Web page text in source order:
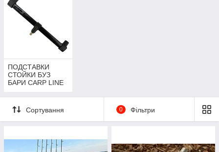
ПОДСТАВКИ
СТОЙКИ БУЗ
БАРИ CARP LINE
Сортування 0 Фільтри